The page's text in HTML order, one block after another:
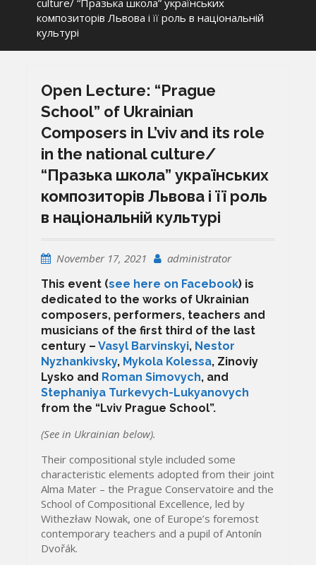
culture/ “Празька школа” українських
композиторів Львова і її роль в національній
культурі
Open Lecture: “Prague
School” of Ukrainian
Composers in L’viv and its role
in the national culture/
“Празька школа” українських
композиторів Львова і її роль
в національній культурі
November 17, 2021 administrator
This event (see here on Facebook) is
dedicated to the works of Ukrainian
composers, performers, teachers and
musicians of the first third of the last
century –Vasyl Barvinskyi, Nestor
Nyzhankivsky, Mykola Kolessa, Zinoviy
Lysko and Roman Simovych, and
Stephaniya Turkevych-Lukyanovych
from the “Lviv Prague School”.
(See in Ukrainian below).
Their compositional style included some
characteristic elements adopted from their joint
Alma Mater – the Prague Conservatoire and the
School of Compositional Excellence, led by
Withezław Nowak, one of Europe’s foremost
contemporary teachers and a pupil of Antonín
Dvořák.